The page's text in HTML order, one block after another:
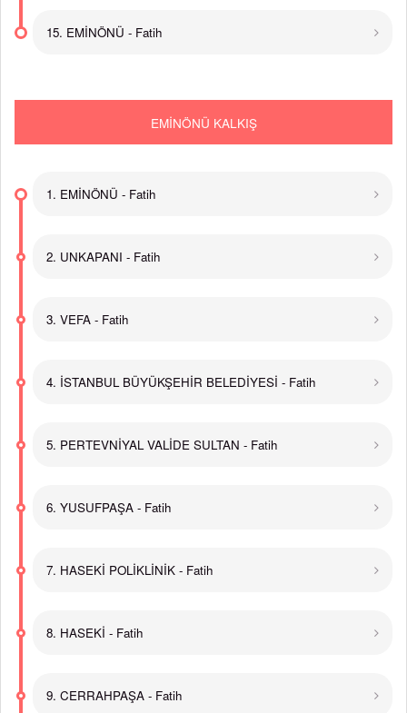
15. EMİNÖNÜ - Fatih
EMİNÖNÜ KALKIŞ
1. EMİNÖNÜ - Fatih
2. UNKAPANI - Fatih
3. VEFA - Fatih
4. İSTANBUL BÜYÜKŞEHİR BELEDİYESİ - Fatih
5. PERTEVNİYAL VALİDE SULTAN - Fatih
6. YUSUFPAŞA - Fatih
7. HASEKİ POLİKLİNİK - Fatih
8. HASEKİ - Fatih
9. CERRAHPAŞA - Fatih